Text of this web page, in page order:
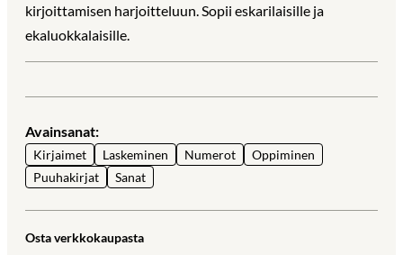
kirjoittamisen harjoitteluun. Sopii eskarilaisille ja
ekaluokkalaisille.
Avainsanat:
Kirjaimet Laskeminen Numerot
Oppiminen
Puuhakirjat
Sanat
Osta verkkokaupasta